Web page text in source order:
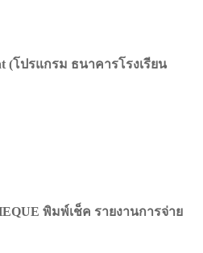
(โปรแกรม ธนาคารโรงเรียน
พิมพ์เช็ค รายงานการจ่าย